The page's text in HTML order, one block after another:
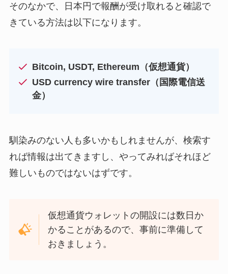
そのなかで、日本円で報酬が受け取れると確認で
きている方法は以下になります。
Bitcoin, USDT, Ethereum（仮想通貨）
USD currency wire transfer（国際電信送
金）
馴染みのない人も多いかもしれませんが、検索す
れば情報は出てきますし、やってみればそれほど
難しいものではないはずです。
仮想通貨ウォレットの開設には数日か
かることがあるので、事前に準備して
おきましょう。